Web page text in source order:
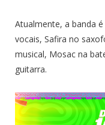
Atualmente, a banda
vocais, Safira no
musical, Mosac na
guitarra.